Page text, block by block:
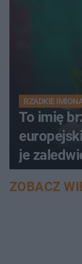
RZADKIE
To imię
je
ZOBACZ